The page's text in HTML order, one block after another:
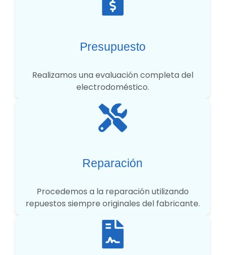
Presupuesto
Realizamos una evaluación completa del
electrodoméstico.
Reparación
Procedemos a la reparación utilizando
repuestos siempre originales del fabricante.